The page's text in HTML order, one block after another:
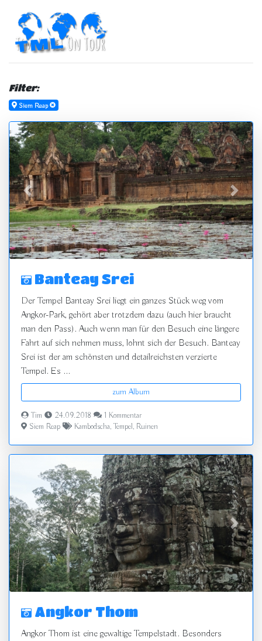
Filter:
Siem Reap
zurück vor
Banteay Srei
Der Tempel Banteay Srei liegt ein ganzes Stück weg vom
Angkor-Park, gehört aber trotzdem dazu (auch hier braucht
man den Pass). Auch wenn man für den Besuch eine längere
Fahrt auf sich nehmen muss, lohnt sich der Besuch. Banteay
Srei ist der am schönsten und detailreichsten verzierte
Tempel. Es ...
zum Album
Tim 24.09.2018
1 Kommentar
Siem Reap
Kambodscha, Tempel, Ruinen
zurück vor
Angkor Thom
Angkor Thom ist eine gewaltige Tempelstadt. Besonders